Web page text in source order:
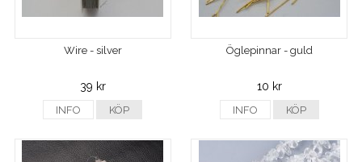
Wire - silver
39 kr
INFO KÖP
Öglepinnar - guld
10 kr
INFO KÖP